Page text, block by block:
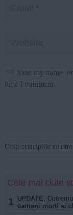
Save my name,
time I comment.
Citiți principiile noastre
Cele mai citite
1
UPDATE.
oameni morți și